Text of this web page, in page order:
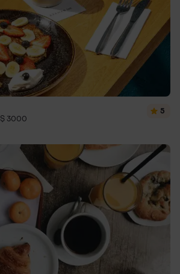
$ 3000
5